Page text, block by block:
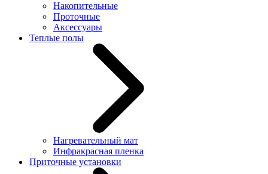
Накопительные
Проточные
Аксессуары
Теплые полы
Нагревательный мат
Инфракрасная пленка
Приточные установки